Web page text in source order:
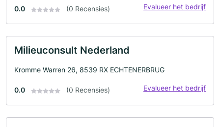
0.0 (0 Recensies) Evalueer het bedrijf
Milieuconsult Nederland
Kromme Warren 26, 8539 RX ECHTENERBRUG
0.0 (0 Recensies) Evalueer het bedrijf